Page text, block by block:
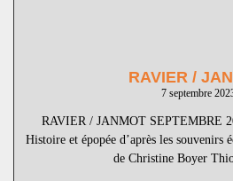
RAVIER /
7 septembre
RAVIER / JANMOT SEPTEMBRE
Histoire et épopée d’après les souvenirs
de Christine Boyer